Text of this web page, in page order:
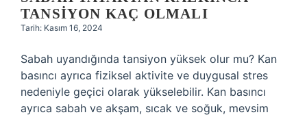
TANSIYON KAÇ OLMALI
Tarih: Kasım 16, 2024
Sabah uyandığında tansiyon yüksek olur mu? Kan
basıncı ayrıca fiziksel aktivite ve duygusal stres
nedeniyle geçici olarak yükselebilir. Kan basıncı
ayrıca sabah ve akşam, sıcak ve soğuk, mevsim